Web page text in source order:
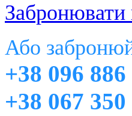
Забронювати
Або
+38 096 886
+38 067 350